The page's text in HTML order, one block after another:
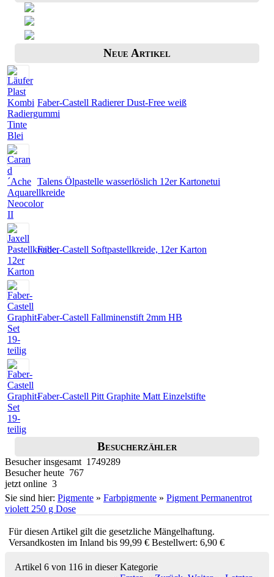
Neue Artikel
Faber-Castell Radierer Dust-Free weiß
Talens Ölpastelle wasserlöslich 12er Kartonetui
Faber-Castell Softpastellkreide, 12er Karton
Faber-Castell Fallminenstift 2mm HB
Faber-Castell Pitt Graphite Matt Einzelstifte
Besucherzähler
Besucher insgesamt 1749289
Besucher heute 767
jetzt online 3
Sie sind hier: Pigmente » Farbpigmente » Pigment Permanentrot
violett 250 g Dose
Für diesen Artikel gilt die gesetzliche Mängelhaftung.
Versandkosten im Inland bis 99,99 € Bestellwert: 6,90 €
Artikel 6 von 116 in dieser Kategorie